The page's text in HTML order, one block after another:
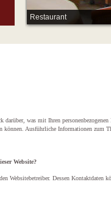
was mit Ihren
Ausführliche Informationen zum
Website?
Websitebetreiber. Dessen Kontaktdaten
Restaurant